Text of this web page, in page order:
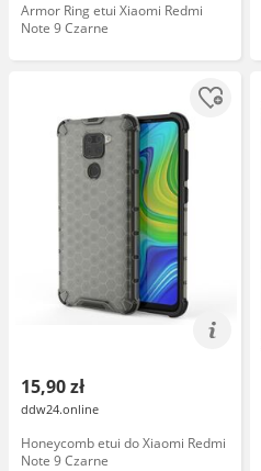
Armor Ring etui Xiaomi Redmi
Note 9 Czarne
15,90 zł
ddw24.online
Honeycomb etui do Xiaomi Redmi
Note 9 Czarne